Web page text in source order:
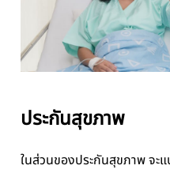
ประกันสุขภาพ
ในส่วนของประกันสุขภาพ จะ